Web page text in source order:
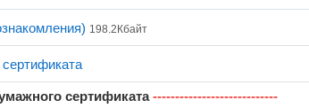
Файл 198.2Кбайт
Обратная связь
сертификата----------------------------